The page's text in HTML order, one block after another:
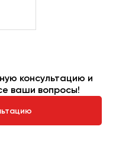
консультацию и
ваши вопросы!